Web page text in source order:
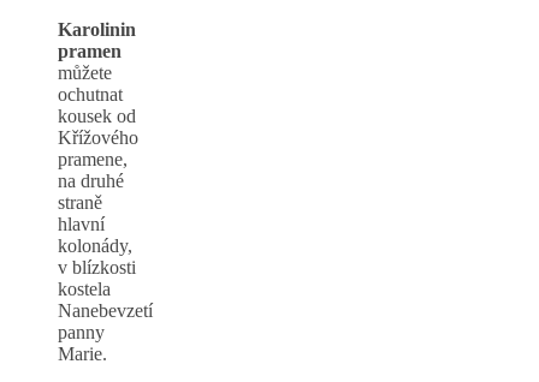
Karolinin
pramen
můžete
ochutnat
kousek od
Křížového
pramene,
na druhé
straně
hlavní
kolonády,
v blízkosti
kostela
Nanebevzetí
panny
Marie.